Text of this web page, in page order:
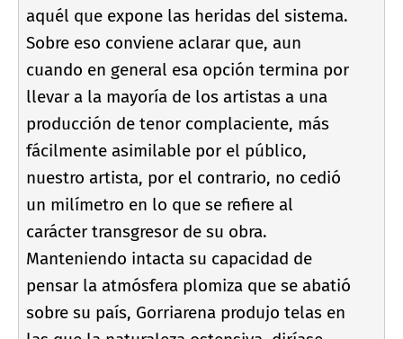
aquél que expone las heridas del sistema.
Sobre eso conviene aclarar que, aun
cuando en general esa opción termina por
llevar a la mayorí­a de los artistas a una
producción de tenor complaciente, más
fácilmente asimilable por el público,
nuestro artista, por el contrario, no cedió
un milí­metro en lo que se refiere al
carácter transgresor de su obra.
Manteniendo intacta su capacidad de
pensar la atmósfera plomiza que se abatió
sobre su paí­s, Gorriarena produjo telas en